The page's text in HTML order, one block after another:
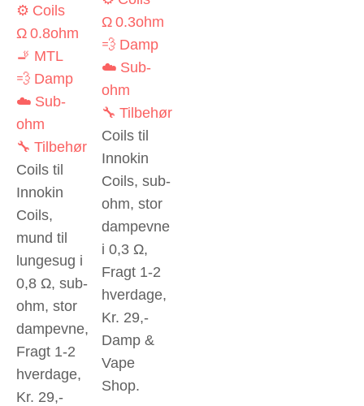
⚙️ Coils
Ω 0.8ohm
🚬 MTL
💨 Damp
☁️ Sub-
ohm
🔧 Tilbehør
Coils til
Innokin
Coils,
mund til
lungesug i
0,8 Ω, sub-
ohm, stor
dampevne,
Fragt 1-2
hverdage,
Kr. 29,-
Ω 0.3ohm
💨 Damp
☁️ Sub-
ohm
🔧 Tilbehør
Coils til
Innokin
Coils, sub-
ohm, stor
dampevne
i 0,3 Ω,
Fragt 1-2
hverdage,
Kr. 29,-
Damp &
Vape
Shop.